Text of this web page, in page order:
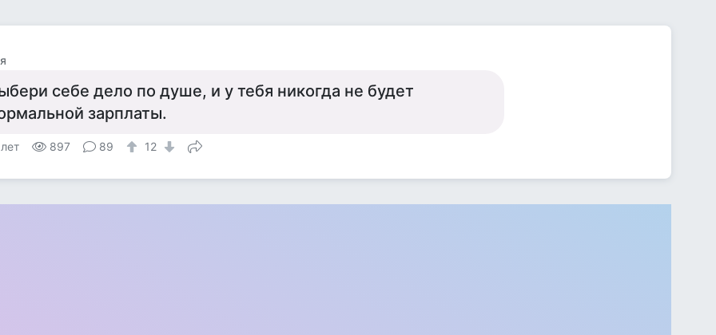
себе дело по душе, и у тебя никогда не будет
зарплаты.
897 89 12